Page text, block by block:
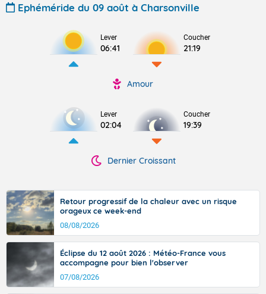
Ephéméride du 09 août à Charsonville
Lever
06:41
Coucher
21:19
Amour
Lever
02:04
Coucher
19:39
Dernier Croissant
Retour progressif de la chaleur avec un risque
orageux ce week-end
08/08/2026
Éclipse du 12 août 2026 : Météo-France vous
accompagne pour bien l'observer
07/08/2026